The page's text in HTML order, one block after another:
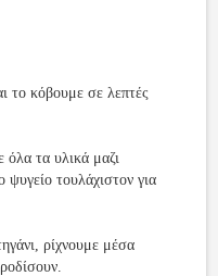
το κόβουμε σε λεπτές
όλα τα υλικά μαζι
τουλάχιστον για
ρίχνουμε μέσα